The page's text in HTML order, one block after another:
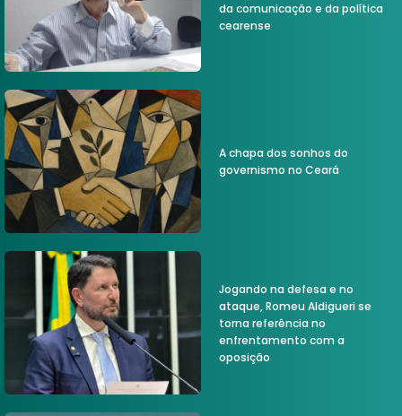
da comunicação e da política
cearense
A chapa dos sonhos do
governismo no Ceará
Jogando na defesa e no
ataque, Romeu Aldigueri se
torna referência no
enfrentamento com a
oposição